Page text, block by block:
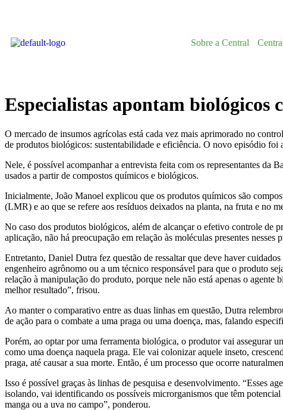
Sobre a Central
Especialistas apontam biológicos
O mercado de insumos agrícolas está cada vez mais aprimorado no
de produtos biológicos: sustentabilidade e eficiência. O novo episódio
Nele, é possível acompanhar a entrevista feita com os representantes da
usados a partir de compostos químicos e biológicos.
Inicialmente, João Manoel explicou que os produtos químicos são
(LMR) e ao que se refere aos resíduos deixados na planta, na fruta e no
No caso dos produtos biológicos, além de alcançar o efetivo controle de
aplicação, não há preocupação em relação às moléculas presentes
Entretanto, Daniel Dutra fez questão de ressaltar que deve haver
engenheiro agrônomo ou a um técnico responsável para que o produto
relação à manipulação do produto, porque nele não está apenas o
melhor resultado”, frisou.
Ao manter o comparativo entre as duas linhas em questão, Dutra
de ação para o combate a uma praga ou uma doença, mas, falando
Porém, ao optar por uma ferramenta biológica, o produtor vai assegurar
como uma doença naquela praga. Ele vai colonizar aquele inseto,
praga, até causar a sua morte. Então, é um processo que ocorre
Isso é possível graças às linhas de pesquisa e desenvolvimento. “Esses
isolando, vai identificando os possíveis microrganismos que têm
manga ou a uva no campo”, ponderou.